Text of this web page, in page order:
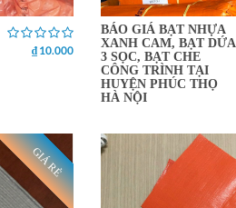
₫ 10.000
BÁO GIÁ BẠT NHỰA
XANH CAM, BẠT DỨA
3 SỌC, BẠT CHE
CÔNG TRÌNH TẠI
HUYỆN PHÚC THỌ
HÀ NỘI
GIÁ RẺ